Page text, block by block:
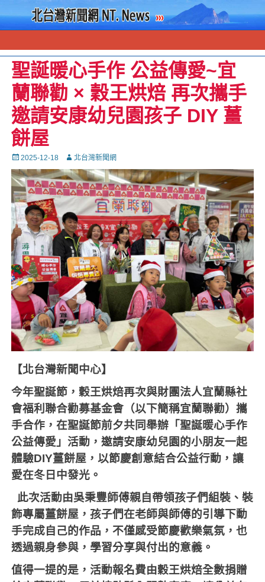
聖誕暖心手作 公益傳愛~宜
蘭聯勸 × 穀王烘焙 再次攜手
邀請安康幼兒園孩子 DIY 薑
餅屋
Posted
on
2025-12-18 Autor北台灣新聞網
【北台灣新聞中心】
今年聖誕節，穀王烘焙再次與財團法人宜蘭縣社
會福利聯合勸募基金會（以下簡稱宜蘭聯勸）攜
手合作，在聖誕節前夕共同舉辦「聖誕暖心手作
公益傳愛」活動，邀請安康幼兒園的小朋友一起
體驗DIY薑餅屋，以節慶創意結合公益行動，讓
愛在冬日中發光。
此次活動由吳秉豐師傅親自帶領孩子們組裝、裝
飾專屬薑餅屋，孩子們在老師與師傅的引導下動
手完成自己的作品，不僅感受節慶歡樂氣氛，也
透過親身參與，學習分享與付出的意義。
值得一提的是，活動報名費由穀王烘焙全數捐贈